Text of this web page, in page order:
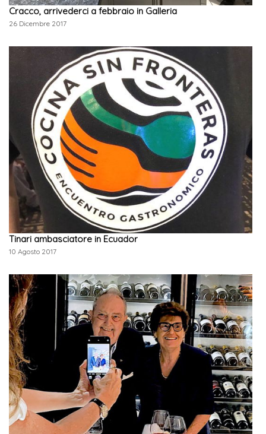
Cracco, arrivederci a febbraio in Galleria
26 Dicembre 2017
Tinari ambasciatore in Ecuador
10 Agosto 2017